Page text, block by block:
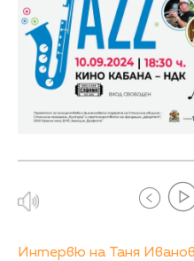
Интервю на Таня